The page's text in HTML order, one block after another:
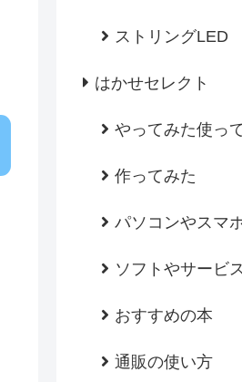
ストリングLED
はかせセレクト
やってみた使っ
作ってみた
パソコンやスマ
ソフトやサービス
おすすめの本
通販の使い方